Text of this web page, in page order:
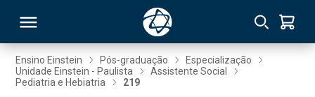
Ensino Einstein Pós-graduação
Especialização
Unidade Einstein - Paulista
Assistente Social
Pediatria e Hebiatria
219